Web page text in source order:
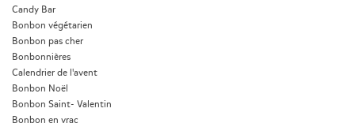
Candy Bar
Bonbon végétarien
Bonbon pas cher
Bonbonnières
Calendrier de l'avent
Bonbon Noël
Bonbon Saint- Valentin
Bonbon en vrac